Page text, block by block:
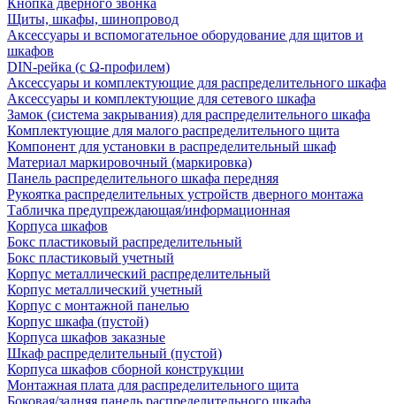
Кнопка дверного звонка
Щиты, шкафы, шинопровод
Аксессуары и вспомогательное оборудование для щитов и
шкафов
DIN-рейка (с Ω-профилем)
Аксессуары и комплектующие для распределительного шкафа
Аксессуары и комплектующие для сетевого шкафа
Замок (система закрывания) для распределительного шкафа
Комплектующие для малого распределительного щита
Компонент для установки в распределительный шкаф
Материал маркировочный (маркировка)
Панель распределительного шкафа передняя
Рукоятка распределительных устройств дверного монтажа
Табличка предупреждающая/информационная
Корпуса шкафов
Бокс пластиковый распределительный
Бокс пластиковый учетный
Корпус металлический распределительный
Корпус металлический учетный
Корпус с монтажной панелью
Корпус шкафа (пустой)
Корпуса шкафов заказные
Шкаф распределительный (пустой)
Корпуса шкафов сборной конструкции
Монтажная плата для распределительного щита
Боковая/задняя панель распределительного шкафа